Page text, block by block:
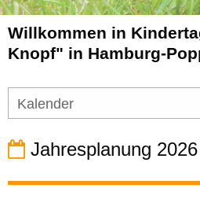
Willkommen in
Knopf" in Hamburg-
Kalender
Jahresplanung 2026